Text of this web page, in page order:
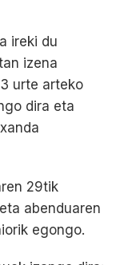
ireki du
izena
urte arteko
dira eta
29tik
abenduaren
egongo.